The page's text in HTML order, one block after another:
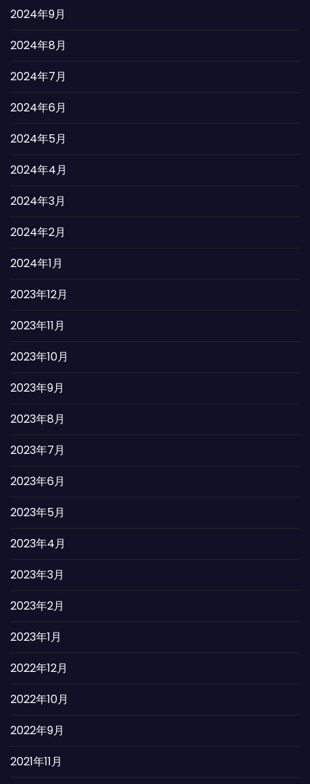
2024年9月
2024年8月
2024年7月
2024年6月
2024年5月
2024年4月
2024年3月
2024年2月
2024年1月
2023年12月
2023年11月
2023年10月
2023年9月
2023年8月
2023年7月
2023年6月
2023年5月
2023年4月
2023年3月
2023年2月
2023年1月
2022年12月
2022年10月
2022年9月
2021年11月